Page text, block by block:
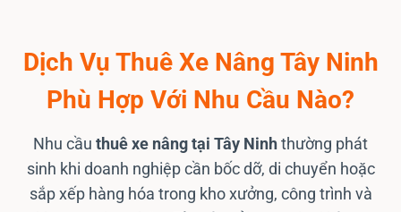
Dịch Vụ Thuê Xe Nâng Tây Ninh
Phù Hợp Với Nhu Cầu Nào?
Nhu cầu thuê xe nâng tại Tây Ninh thường phát
sinh khi doanh nghiệp cần bốc dỡ, di chuyển hoặc
sắp xếp hàng hóa trong kho xưởng, công trình và